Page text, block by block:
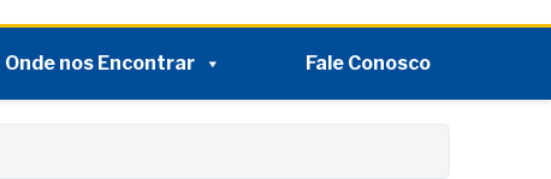
Onde nos Encontrar Fale Conosco